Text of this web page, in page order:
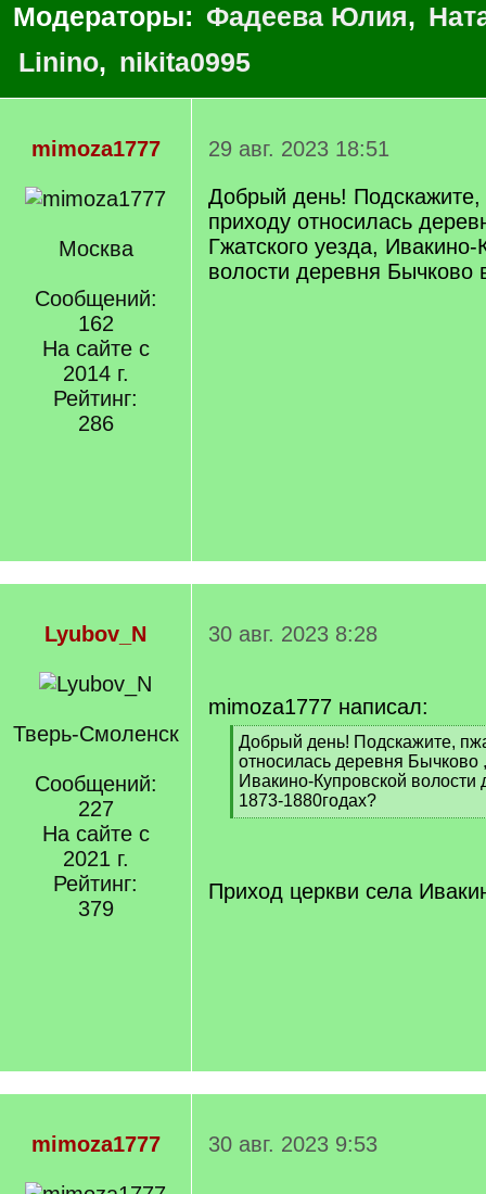
Модераторы: Фадеева Юлия,
Linino, nikita0995
mimoza1777
Москва
Сообщений:
162
На сайте с
2014 г.
Рейтинг:
286
29 авг. 2023 18:51
Добрый день! Подскажите,
приходу относилась
Гжатского уезда, Ивакино-
волости деревня Бычково
Lyubov_N
Тверь-Смоленск
Сообщений:
227
На сайте с
2021 г.
Рейтинг:
379
30 авг. 2023 8:28
mimoza1777 написал:
[
q
]
Добрый день! Подскажите,
относилась деревня Бычково
Ивакино-Купровской
1873-1880годах?
[
Приход церкви села
mimoza1777 30 авг. 2023 9:53